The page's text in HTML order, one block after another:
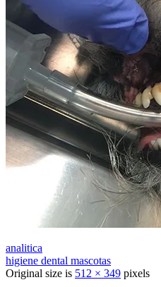
analitica
higiene dental mascotas
Original size is 512 × 349 pixels